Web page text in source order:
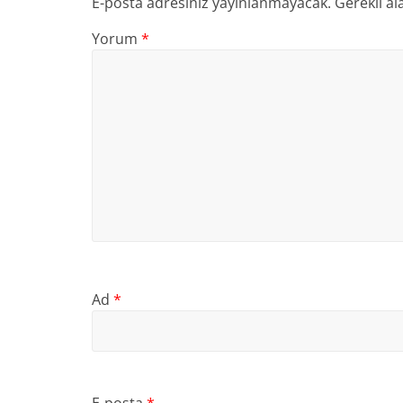
Yorum *
Ad *